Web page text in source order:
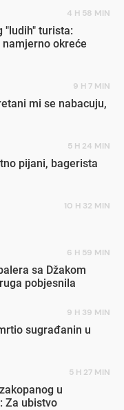
4 H 58 MIN
"ludih" turista:
okreće
9 H 7 MIN
mi se nabacuju,
5 H 24 MIN
pijani, bagerista
10 H 32 MIN
6 H 59 MIN
sa Džakom
pobjesnila
9 H 39 MIN
sugrađanin u
5 H 27 MIN
u
Za ubistvo